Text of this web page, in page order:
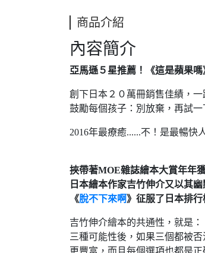
商品介紹
內容簡介
亞馬遜５星推薦！《這是蘋果嗎
創下日本２０萬冊銷售佳績，
鼓勵每個孩子：別放棄，再試一
2016年最療癒......不！是最暢快
挾帶著MOE雜誌繪本大賞年年
日本繪本作家吉竹伸介又以其幽
《脫不下來啊》征服了日本排行
吉竹伸介繪本的共通性，就是
三種可能性後，如果三個都被
更豐富，而且每個選項也都是